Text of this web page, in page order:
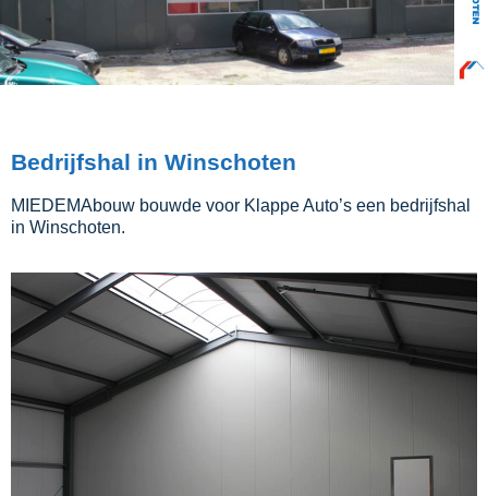
Bedrijfshal in Winschoten
MIEDEMAbouw bouwde voor Klappe Auto’s een bedrijfshal
in Winschoten.